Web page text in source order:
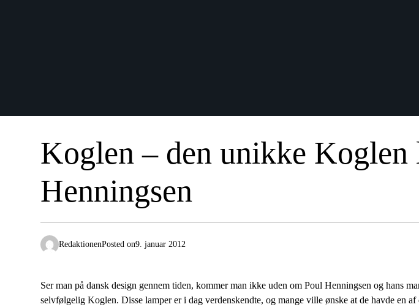
Koglen – den unikke Koglen
Henningsen
RedaktionenPosted on9. januar 2012
Ser man på dansk design gennem tiden, kommer man ikke uden om Poul Henningsen og hans
selvfølgelig Koglen. Disse lamper er i dag verdenskendte, og mange ville ønske at de havde en af